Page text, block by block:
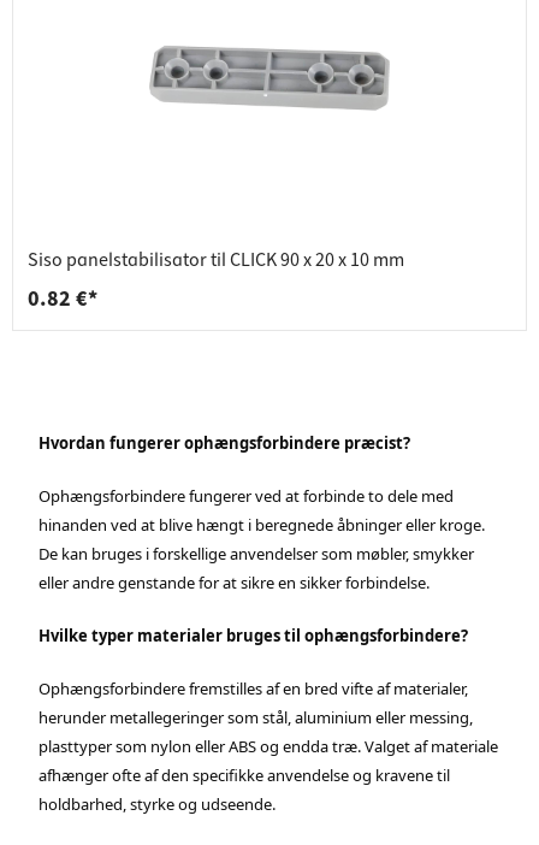
Siso panelstabilisator til CLICK 90 x 20 x 10 mm
0.82 €*
Hvordan fungerer ophængsforbindere præcist?
Ophængsforbindere fungerer ved at forbinde to dele med
hinanden ved at blive hængt i beregnede åbninger eller kroge.
De kan bruges i forskellige anvendelser som møbler, smykker
eller andre genstande for at sikre en sikker forbindelse.
Hvilke typer materialer bruges til ophængsforbindere?
Ophængsforbindere fremstilles af en bred vifte af materialer,
herunder metallegeringer som stål, aluminium eller messing,
plasttyper som nylon eller ABS og endda træ. Valget af materiale
afhænger ofte af den specifikke anvendelse og kravene til
holdbarhed, styrke og udseende.